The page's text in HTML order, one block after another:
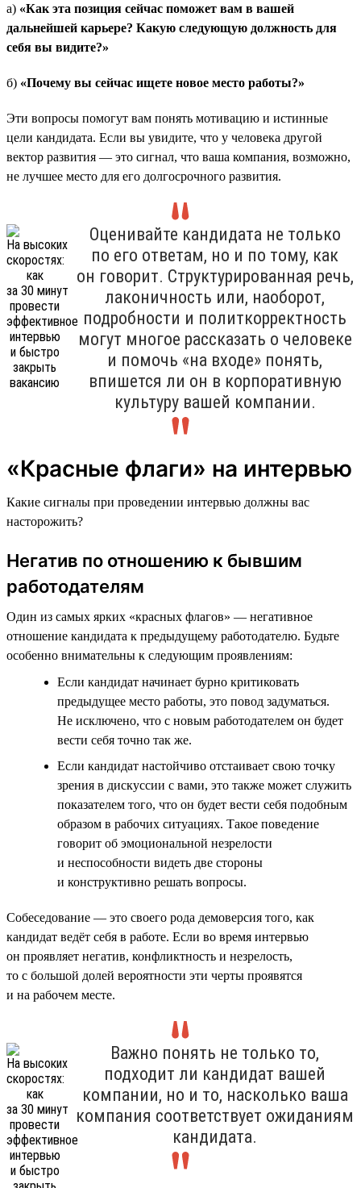
а) «Как эта позиция сейчас поможет вам в вашей
дальнейшей карьере? Какую следующую должность для
себя вы видите?»
б) «Почему вы сейчас ищете новое место работы?»
Эти вопросы помогут вам понять мотивацию и истинные
цели кандидата. Если вы увидите, что у человека другой
вектор развития — это сигнал, что ваша компания, возможно,
не лучшее место для его долгосрочного развития.
Оценивайте кандидата не только
по его ответам, но и по тому, как
он говорит. Структурированная речь,
лаконичность или, наоборот,
подробности и политкорректность
могут многое рассказать о человеке
и помочь «на входе» понять,
впишется ли он в корпоративную
культуру вашей компании.
«Красные флаги» на интервью
Какие сигналы при проведении интервью должны вас
насторожить?
Негатив по отношению к бывшим
работодателям
Один из самых ярких «красных флагов» — негативное
отношение кандидата к предыдущему работодателю. Будьте
особенно внимательны к следующим проявлениям:
Если кандидат начинает бурно критиковать
предыдущее место работы, это повод задуматься.
Не исключено, что с новым работодателем он будет
вести себя точно так же.
Если кандидат настойчиво отстаивает свою точку
зрения в дискуссии с вами, это также может служить
показателем того, что он будет вести себя подобным
образом в рабочих ситуациях. Такое поведение
говорит об эмоциональной незрелости
и неспособности видеть две стороны
и конструктивно решать вопросы.
Собеседование — это своего рода демоверсия того, как
кандидат ведёт себя в работе. Если во время интервью
он проявляет негатив, конфликтность и незрелость,
то с большой долей вероятности эти черты проявятся
и на рабочем месте.
Важно понять не только то,
подходит ли кандидат вашей
компании, но и то, насколько ваша
компания соответствует ожиданиям
кандидата.